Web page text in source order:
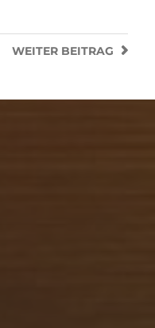
WEITER BEITRAG